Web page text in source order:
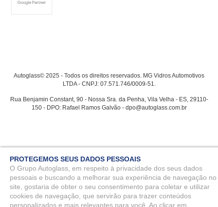
Autoglass© 2025 - Todos os direitos reservados. MG Vidros Automotivos
LTDA - CNPJ: 07.571.746/0009-51.
Rua Benjamin Constant, 90 - Nossa Sra. da Penha, Vila Velha - ES, 29110-
150 - DPO: Rafael Ramos Galvão - dpo@autoglass.com.br
PROTEGEMOS SEUS DADOS PESSOAIS
O Grupo Autoglass, em respeito à privacidade dos seus dados
pessoais e buscando a melhorar sua experiência de navegação no
site, gostaria de obter o seu consentimento para coletar e utilizar
cookies de navegação, que servirão para trazer conteúdos
personalizados e mais relevantes para você. Ao clicar em